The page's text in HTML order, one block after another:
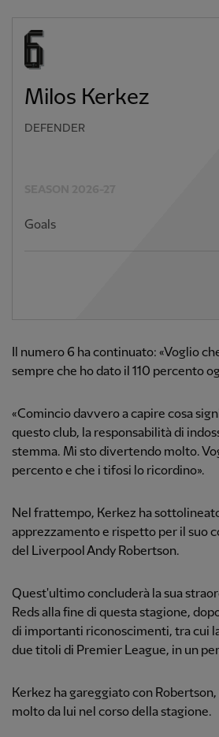
Milos Kerkez
DEFENDER
Goals
Il numero 6 ha continuato: «Voglio
sempre che ho dato il 110 percento
«Comincio davvero a capire cosa
questo club, la responsabilità di
stemma. Mi sto divertendo molto.
percento e che i tifosi lo ricordino».
Nel frattempo, Kerkez ha
apprezzamento e rispetto per il suo
del Liverpool Andy Robertson.
Quest'ultimo concluderà la sua
Reds alla fine di questa stagione,
di importanti riconoscimenti, tra cui
due titoli di Premier League, in un
Kerkez ha gareggiato con
molto da lui nel corso della stagione.